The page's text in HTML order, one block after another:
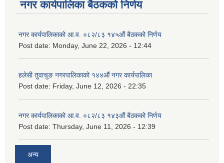
नगर कार्यपालिका बैठकको निर्णय
नगर कार्यपालिकाको आ.व. ०८२/८३ १४५औं बैठकको निर्णय
Post date: Monday, June 22, 2026 - 12:44
हलेसी तुवाचुङ नगरपालिकाको १४४औं नगर कार्यपालिका
Post date: Friday, June 12, 2026 - 22:35
नगर कार्यपालिकाको आ.व. ०८२/८३ १४३औं बैठकको निर्णय
Post date: Thursday, June 11, 2026 - 12:39
अन्य